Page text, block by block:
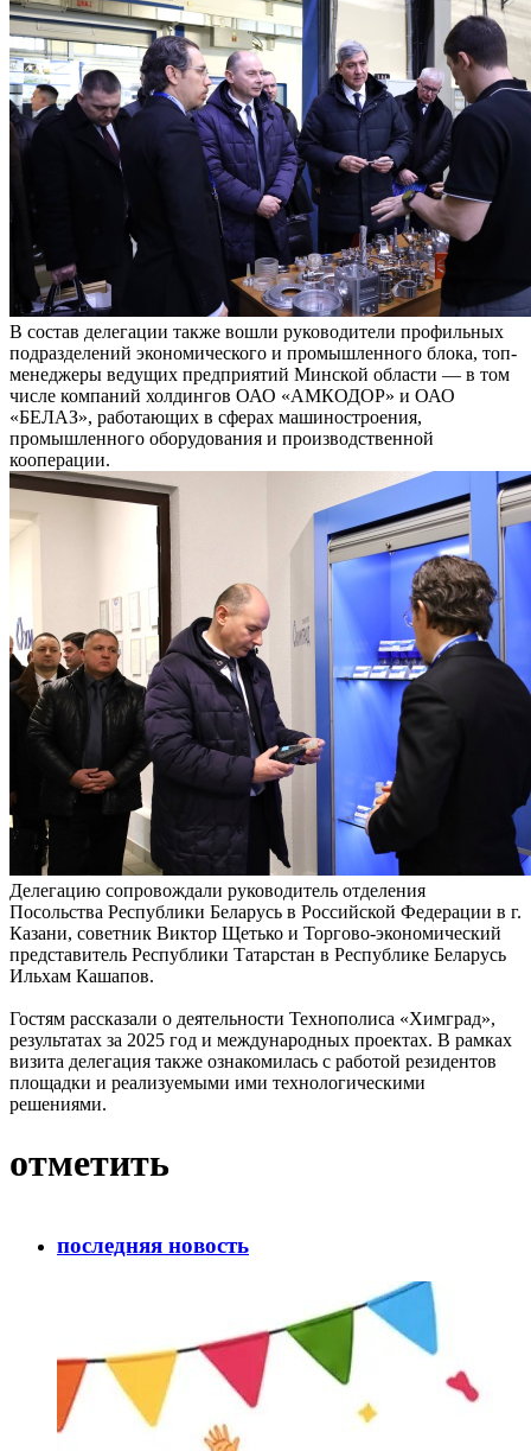
В состав делегации также вошли руководители профильных
подразделений экономического и промышленного блока, топ-
менеджеры ведущих предприятий Минской области — в том
числе компаний холдингов ОАО «АМКОДОР» и ОАО
«БЕЛАЗ», работающих в сферах машиностроения,
промышленного оборудования и производственной
кооперации.
Делегацию сопровождали руководитель отделения
Посольства Республики Беларусь в Российской Федерации в г.
Казани, советник Виктор Щетько и Торгово-экономический
представитель Республики Татарстан в Республике Беларусь
Ильхам Кашапов.
Гостям рассказали о деятельности Технополиса «Химград»,
результатах за 2025 год и международных проектах. В рамках
визита делегация также ознакомилась с работой резидентов
площадки и реализуемыми ими технологическими
решениями.
отметить
последняя новость